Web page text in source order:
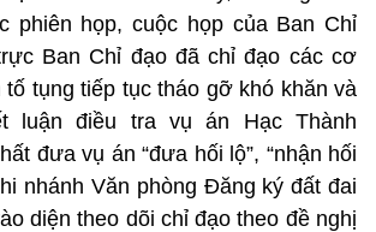
phiên họp, cuộc họp của Ban Chỉ
Ban Chỉ đạo đã chỉ đạo các cơ
tố tụng tiếp tục tháo gỡ khó khăn và
luận điều tra vụ án Hạc Thành
đưa vụ án “đưa hối lộ”, “nhận hối
nhánh Văn phòng Đăng ký đất đai
diện theo dõi chỉ đạo theo đề nghị